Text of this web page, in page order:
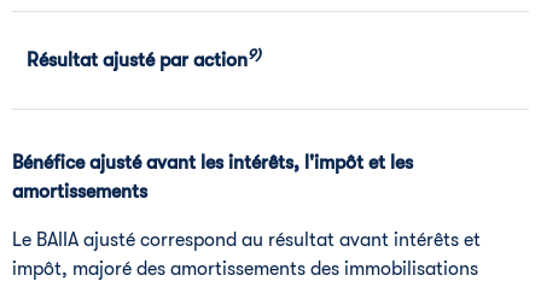
Résultat ajusté par action9)
Bénéfice ajusté avant les intérêts, l'impôt et les
amortissements
Le BAIIA ajusté correspond au résultat avant intérêts et
impôt, majoré des amortissements des immobilisations